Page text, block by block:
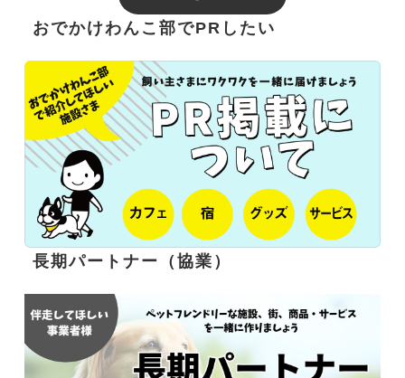
おでかけわんこ部でPRしたい
長期パートナー（協業）